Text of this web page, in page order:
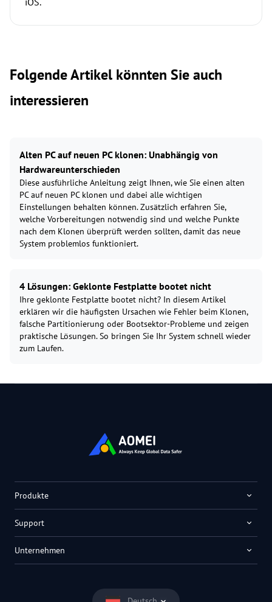
Folgende Artikel könnten Sie auch
interessieren
Alten PC auf neuen PC klonen: Unabhängig von
Hardwareunterschieden
Diese ausführliche Anleitung zeigt Ihnen, wie Sie einen alten
PC auf neuen PC klonen und dabei alle wichtigen
Einstellungen behalten können. Zusätzlich erfahren Sie,
welche Vorbereitungen notwendig sind und welche Punkte
nach dem Klonen überprüft werden sollten, damit das neue
System problemlos funktioniert.
4 Lösungen: Geklonte Festplatte bootet nicht
Ihre geklonte Festplatte bootet nicht? In diesem Artikel
erklären wir die häufigsten Ursachen wie Fehler beim Klonen,
falsche Partitionierung oder Bootsektor-Probleme und zeigen
praktische Lösungen. So bringen Sie Ihr System schnell wieder
zum Laufen.
Produkte
Support
Unternehmen